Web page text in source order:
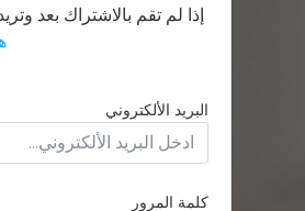
إذا لم تقم بالاشتراك بعد
البريد الألكتروني
كلمة المرور